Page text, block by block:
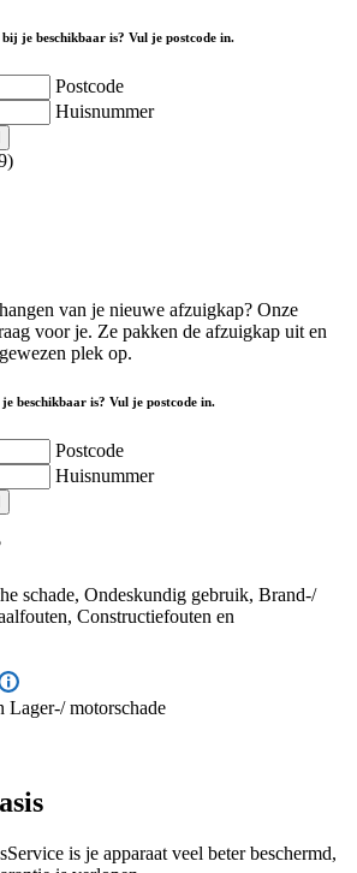
je beschikbaar is? Vul je postcode in.
Postcode
Huisnummer
van je nieuwe afzuigkap? Onze
voor je. Ze pakken de afzuigkap uit en
plek op.
beschikbaar is? Vul je postcode in.
Postcode
Huisnummer
schade, Ondeskundig gebruik, Brand-/
Constructiefouten en
Lager-/ motorschade
is je apparaat veel beter beschermd,